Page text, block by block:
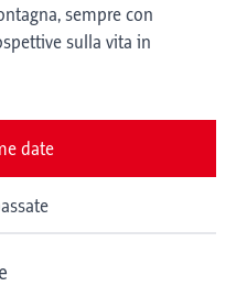
sempre con
sulla vita in
date